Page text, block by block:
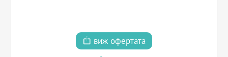
виж офертата